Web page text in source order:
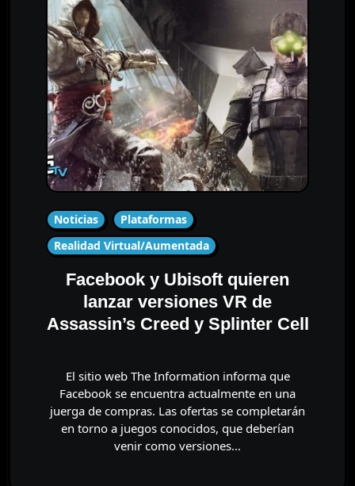
Noticias
Plataformas
Realidad Virtual/Aumentada
Facebook y Ubisoft quieren
lanzar versiones VR de
Assassin’s Creed y Splinter Cell
El sitio web The Information informa que
Facebook se encuentra actualmente en una
juerga de compras. Las ofertas se completarán
en torno a juegos conocidos, que deberían
venir como versiones…